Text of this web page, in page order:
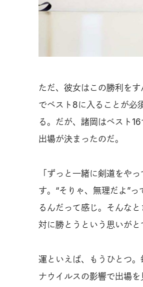
ただ、彼女はこの勝利を
でベスト8に入ることが必
る。だが、諸岡はベスト
出場が決まったのだ。
「ずっと一緒に剣道をや
す。“そりゃ、無理だよ”
るんだって感じ。そんな
対に勝とうという思いがと
運といえば、もうひとつ
ナウイルスの影響で出場